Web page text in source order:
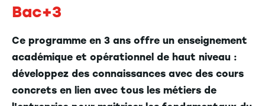
Bac+3
Ce programme en 3 ans offre un enseignement
académique et opérationnel de haut niveau :
développez des connaissances avec des cours
concrets en lien avec tous les métiers de